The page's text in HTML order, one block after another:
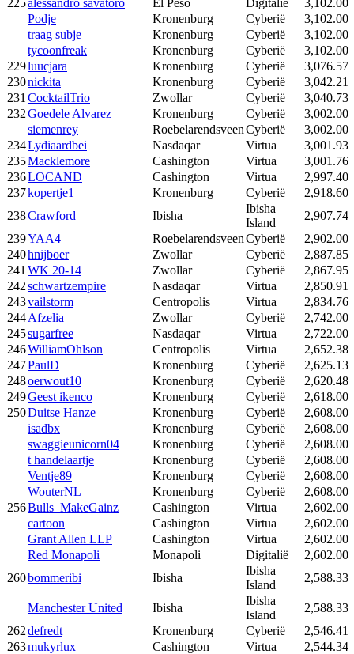
Podje
Kronenburg Cyberië
3,102.00
traag subje
Kronenburg Cyberië
3,102.00
tycoonfreak
Kronenburg Cyberië
3,102.00
229luucjara Kronenburg Cyberië
3,076.57
230nickita Kronenburg Cyberië
3,042.21
231 CocktailTrio Zwollar Cyberië
3,040.73
232Goedele Alvarez Kronenburg Cyberië
3,002.00
siemenrey
RoebelarendsveenCyberië
3,002.00
234Lydiaardbei Nasdaqar Virtua
3,001.93
235Macklemore Cashington Virtua
3,001.76
236LOCAND Cashington Virtua
2,997.40
237kopertje1 Kronenburg Cyberië
2,918.60
238Crawford Ibisha
Ibisha
Island
2,907.74
239YAA4 RoebelarendsveenCyberië
2,902.00
240hnijboer Zwollar Cyberië
2,887.85
241 WK 20-14 Zwollar Cyberië
2,867.95
242schwartzempire Nasdaqar Virtua
2,850.91
243vailstorm Centropolis Virtua
2,834.76
244Afzelia Zwollar Cyberië
2,742.00
245sugarfree Nasdaqar Virtua
2,722.00
246WilliamOhlson Centropolis Virtua
2,652.38
247PaulD Kronenburg Cyberië
2,625.13
248oerwout10 Kronenburg Cyberië
2,620.48
249Geest ikenco Kronenburg Cyberië
2,618.00
250Duitse Hanze Kronenburg Cyberië
2,608.00
isadbx
Kronenburg Cyberië
2,608.00
swaggieunicorn04
Kronenburg Cyberië
2,608.00
t handelaartje
Kronenburg Cyberië
2,608.00
Ventje89
Kronenburg Cyberië
2,608.00
WouterNL
Kronenburg Cyberië
2,608.00
256Bulls_MakeGainz Cashington Virtua
2,602.00
cartoon
Cashington Virtua
2,602.00
Grant Allen LLP
Cashington Virtua
2,602.00
Red Monapoli
Monapoli Digitalië
2,602.00
260bommeribi Ibisha
Ibisha
Island
2,588.33
Manchester United Ibisha
Ibisha
Island
2,588.33
262defredt Kronenburg Cyberië
2,546.41
263mukyrlux Cashington Virtua
2,544.34